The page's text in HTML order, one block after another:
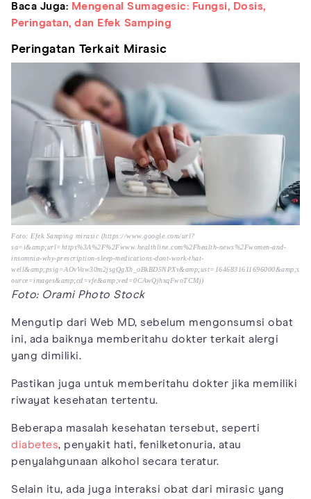
Baca Juga: Mengenal Sumagesic: Fungsi, Dosis,
Peringatan, dan Efek Samping
Peringatan Terkait Mirasic
Foto: Efek Samping mirasic (https://www.google.com/url?
sa=i&amp;url=https%3A%2F%2Fwww.healthline.com%2Fhealth-news%2Fwomen-and-
insomnia-why-prescription-sleep-medications-dont-work-that-
well&amp;psig=AOvVaw30m2jsgQgXh_oBkBD5NPXv&amp;ust=1646831611696000&amp;s
ource=images&amp;cd=vfe&amp;ved=0CAwQjhxqFwoTCMj)
Foto: Orami Photo Stock
Mengutip dari Web MD, sebelum mengonsumsi obat
ini, ada baiknya memberitahu dokter terkait alergi
yang dimiliki.
Pastikan juga untuk memberitahu dokter jika memiliki
riwayat kesehatan tertentu.
Beberapa masalah kesehatan tersebut, seperti
diabetes, penyakit hati, fenilketonuria, atau
penyalahgunaan alkohol secara teratur.
Selain itu, ada juga interaksi obat dari mirasic yang